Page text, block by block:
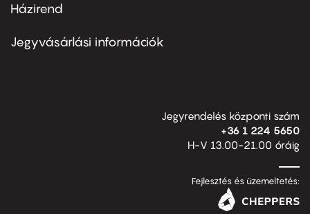
Footer
second
Házirend
Jegyvásárlási információk
Jegyrendelés központi szám
+36 1 224 5650
H-V 13.00-21.00 óráig
Fejlesztés és üzemeltetés: